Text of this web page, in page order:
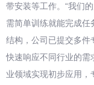
带安装等工作。“我们
需简单训练就能完成任
结构，公司已提交多件
快速响应不同行业的需
业领域实现初步应用，